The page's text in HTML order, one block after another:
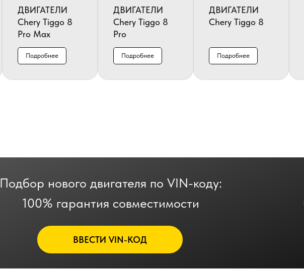
ДВИГАТЕЛИ
Chery Tiggo 8
Pro Max
Подробнее
ДВИГАТЕЛИ
Chery Tiggo 8
Pro
Подробнее
ДВИГАТЕЛИ
Chery Tiggo 8
Подробнее
ВВЕСТИ VIN-КОД
Подбор нового двигателя по VIN-коду:
100% гарантия совместимости